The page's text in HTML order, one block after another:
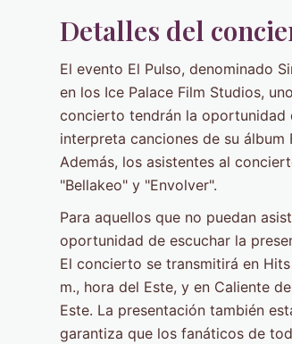
Detalles del
El evento El Pulso, denominado
en los Ice Palace Film Studios,
concierto tendrán la oportunidad
interpreta canciones de su
Además, los asistentes al
"Bellakeo" y "Envolver".
Para aquellos que no puedan
oportunidad de escuchar la
El concierto se transmitirá en
m., hora del Este, y en Caliente
Este. La presentación también
garantiza que los fanáticos de